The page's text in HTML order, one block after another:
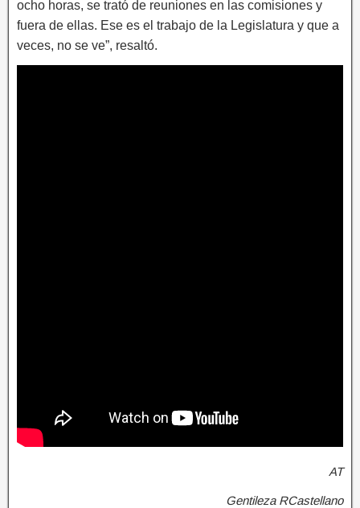
ocho horas, se trató de reuniones en las comisiones y
fuera de ellas. Ese es el trabajo de la Legislatura y que a
veces, no se ve”, resaltó.
AT
Gentileza RCastellano